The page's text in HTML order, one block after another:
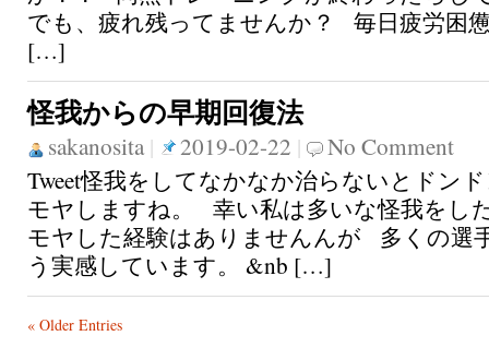
でも、疲れ残ってませんか？ 毎日疲労困
[…]
怪我からの早期回復法
sakanosita| 2019-02-22 |
No Comment
Tweet怪我をしてなかなか治らないとドン
モヤしますね。 幸い私は多いな怪我をし
モヤした経験はありませんんが 多くの選
う実感しています。 &nb […]
« Older Entries